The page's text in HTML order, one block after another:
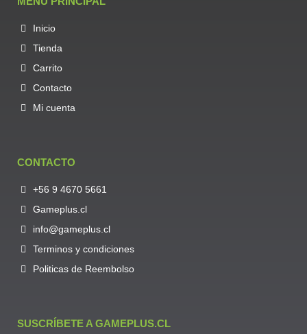
Inicio
Tienda
Carrito
Contacto
Mi cuenta
CONTACTO
+56 9 4670 5661
Gameplus.cl
info@gameplus.cl
Terminos y condiciones
Politicas de Reembolso
SUSCRÍBETE A GAMEPLUS.CL